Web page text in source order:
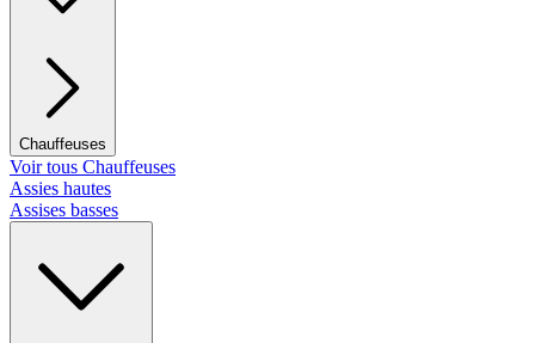
Chauffeuses
Voir tous Chauffeuses
Assies hautes
Assises basses